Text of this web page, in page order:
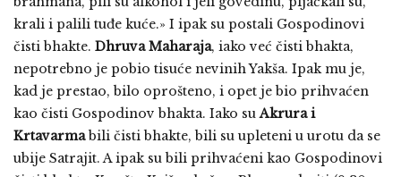
krali i palili tuđe kuće.» I ipak su postali Gospodinovi
čisti bhakte. Dhruva Maharaja, iako već čisti bhakta,
nepotrebno je pobio tisuće nevinih Yakša. Ipak mu je,
kad je prestao, bilo oprošteno, i opet je bio prihvaćen
kao čisti Gospodinov bhakta. Iako su Akrura i
Krtavarmabili čisti bhakte, bili su upleteni u urotu da se
ubije Satrajit. A ipak su bili prihvaćeni kao Gospodinovi